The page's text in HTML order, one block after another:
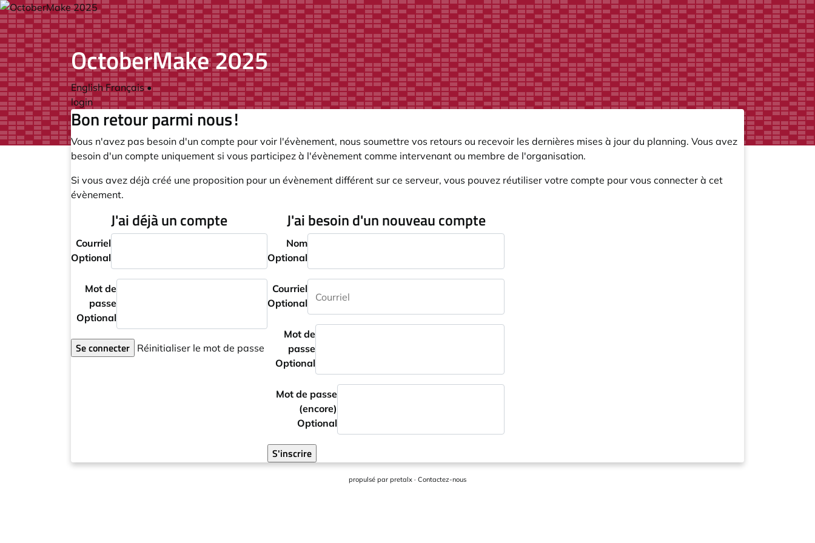
OctoberMake 2025
English Français•
login
Bon retour parmi nous !
Vous n'avez pas besoin d'un compte pour voir l'évènement, nous soumettre vos retours ou recevoir les dernières mises à jour du planning. Vous avez
besoin d'un compte uniquement si vous participez à l'évènement comme intervenant ou membre de l'organisation.
Si vous avez déjà créé une proposition pour un évènement différent sur ce serveur, vous pouvez réutiliser votre compte pour vous connecter à cet
évènement.
J'ai déjà un compte
Courriel
Optional
Mot de
passe
Optional
Se connecter Réinitialiser le mot de passe
J'ai besoin d'un nouveau compte
Nom
Optional
Courriel
Optional
Mot de
passe
Optional
Mot de passe
(encore)
Optional
S'inscrire
propulsé par pretalx · Contactez-nous